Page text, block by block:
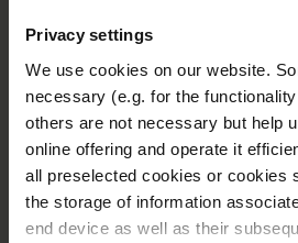
Privacy settings
We use cookies on our website.
necessary (e.g. for the
others are not necessary but help
online offering and operate it
all preselected cookies or cookies
the storage of information
end device as well as their
Verwandte Produkte
optaro®